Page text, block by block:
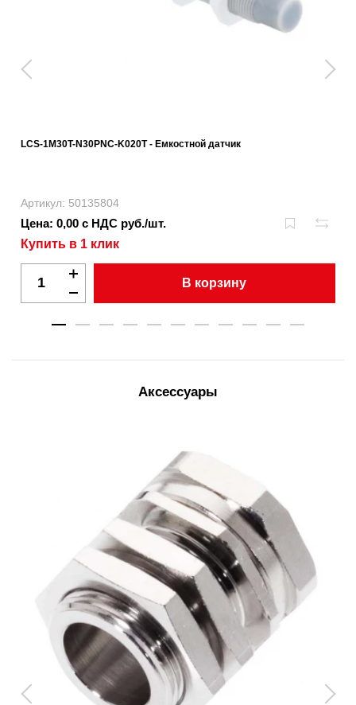
LCS-1M30T-N30PNC-K020T - Емкостной датчик
Артикул: 50135804
Цена: 0,00 с НДС руб./шт.
Купить в 1 клик
В корзину
Аксессуары